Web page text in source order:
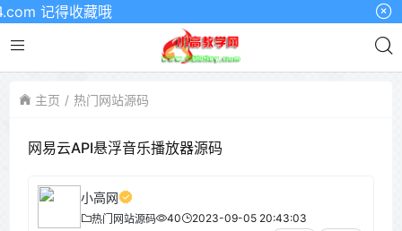
记得收藏哦
主页 热门网站源码
网易云API悬浮音乐播放器源码
小高网
热门网站源码 40 2023-09-05 20:43:03